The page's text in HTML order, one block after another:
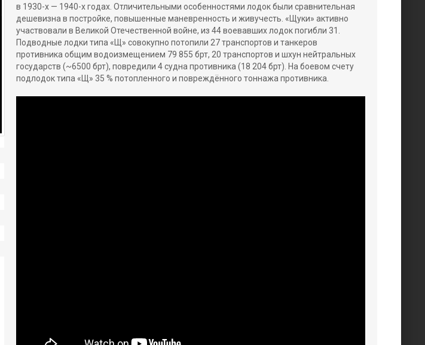
в 1930-x — 1940-x годах. Отличительными особенностями лодок были сравнительная
дешевизна в постройке, повышенные маневренность и живучесть. «Щуки» активно
участвовали в Великой Отечественной войне, из 44 воевавших лодок погибли 31.
Подводные лодки типа «Щ» совокупно потопили 27 транспортов и танкеров
противника общим водоизмещением 79 855 брт, 20 транспортов и шхун нейтральных
государств (~6500 брт), повредили 4 судна противника (18 204 брт). На боевом счету
подлодок типа «Щ» 35 % потопленного и повреждённого тоннажа противника.